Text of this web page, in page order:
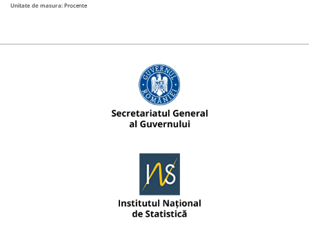
Unitate de masura:Procente